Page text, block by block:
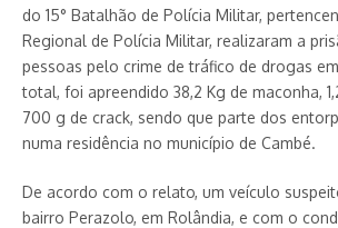
do 15° Batalhão de Polícia Militar,
Regional de Polícia Militar, realizaram a
pessoas pelo crime de tráfico de drogas
total, foi apreendido 38,2 Kg de maconha,
700 g de crack, sendo que parte dos
numa residência no município de Cambé.
De acordo com o relato, um veículo
bairro Perazolo, em Rolândia, e com o